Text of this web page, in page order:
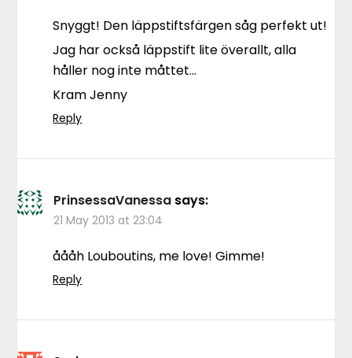
Snyggt! Den läppstiftsfärgen såg perfekt ut!
Jag har också läppstift lite överallt, alla
håller nog inte måttet…
Kram Jenny
Reply
PrinsessaVanessa says:
21 May 2013 at 23:04
åååh Louboutins, me love! Gimme!
Reply